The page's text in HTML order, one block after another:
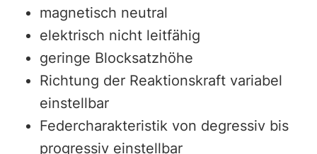
magnetisch neutral
elektrisch nicht leitfähig
geringe Blocksatzhöhe
Richtung der Reaktionskraft variabel
einstellbar
Federcharakteristik von degressiv bis
progressiv einstellbar